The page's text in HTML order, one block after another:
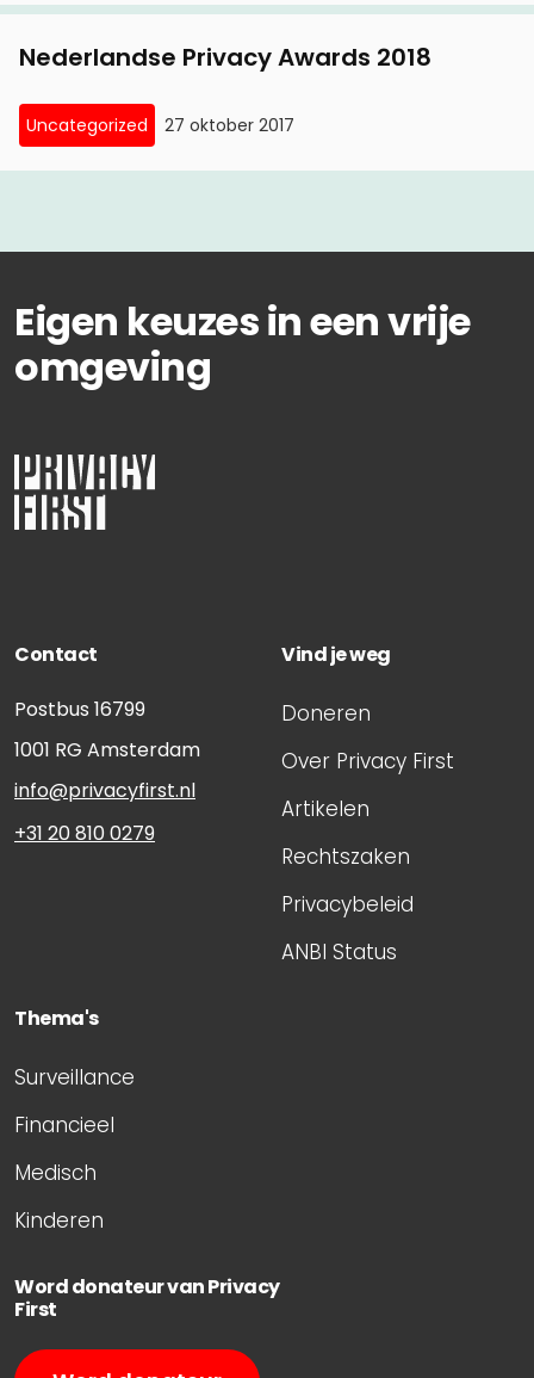
Nederlandse Privacy Awards 2018
Uncategorized 27 oktober 2017
Eigen keuzes in een vrije
omgeving
Contact
Postbus 16799
1001 RG Amsterdam
info@privacyfirst.nl
+31 20 810 0279
Vind je weg
Doneren
Over Privacy First
Artikelen
Rechtszaken
Privacybeleid
ANBI Status
Thema's
Surveillance
Financieel
Medisch
Kinderen
Word donateur van Privacy
First